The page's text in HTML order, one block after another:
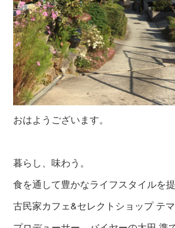
おはようございます。
暮らし、味わう。
食を通して豊かなライフスタイルを
古民家カフェ&セレクトショップ テ